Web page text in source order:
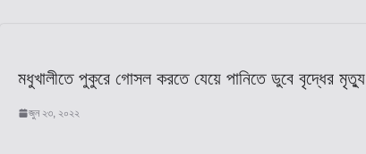
মধুখালীতে পুকুরে গোসল করতে যেয়ে পানিতে ডুবে বৃদ্ধের মৃত্যু
জুন ২৩, ২০২২